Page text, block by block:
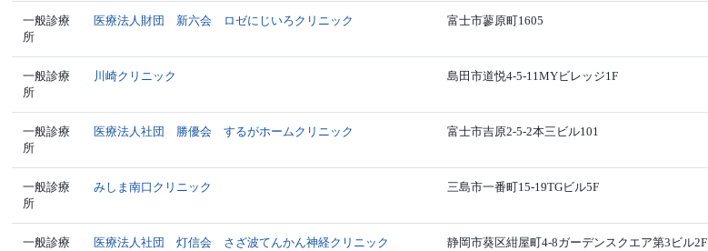
一般診療
所
医療法人財団 新六会 ロゼにじいろクリニック 富士市蓼原町1605
一般診療
所
川崎クリニック 島田市道悦4-5-11MYビレッジ1F
一般診療
所
医療法人社団 勝優会 するがホームクリニック 富士市吉原2-5-2本三ビル101
一般診療
所
みしま南口クリニック 三島市一番町15-19TGビル5F
一般診療
医療法人社団 灯信会 さざ波てんかん神経クリニック 静岡市葵区紺屋町4-8ガーデンスクエア第3ビル2F